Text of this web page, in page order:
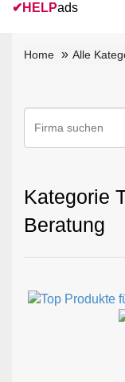
✔ HELPads
Home Alle
Kategorie
Beratung